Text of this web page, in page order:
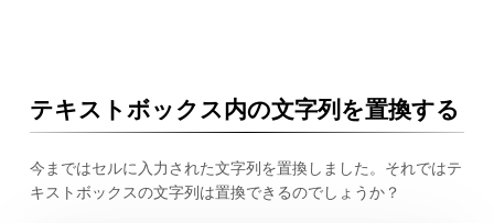
テキストボックス内の文字列を置換する
今まではセルに入力された文字列を置換しました。それではテ
キストボックスの文字列は置換できるのでしょうか？